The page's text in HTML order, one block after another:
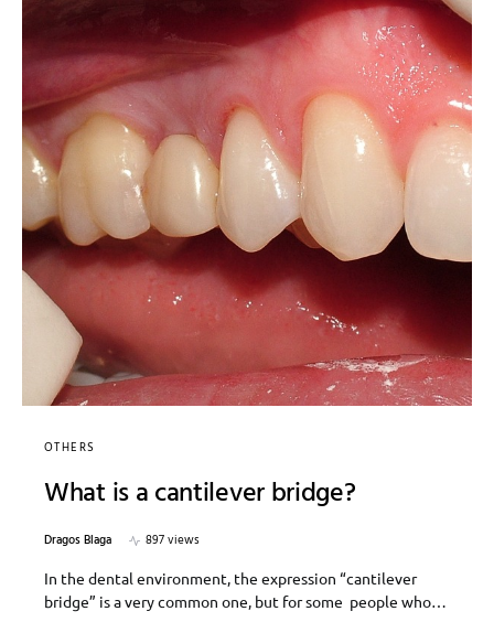
OTHERS
What is a cantilever bridge?
Dragos Blaga
897 views
In the dental environment, the expression “cantilever
bridge” is a very common one, but for some people who…